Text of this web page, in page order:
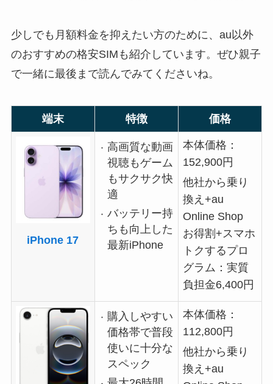
少しでも月額料金を抑えたい方のために、au以外
のおすすめの格安SIMも紹介しています。ぜひ親子
で一緒に最後まで読んでみてくださいね。
端末 特徴 価格
iPhone 17
高画質な動画
視聴もゲーム
もサクサク快
適
バッテリー持
ちも向上した
最新iPhone
本体価格：
152,900円
他社から乗り
換え+au
Online Shop
お得割+スマホ
トクするプロ
グラム：実質
負担金6,400円
購入しやすい
価格帯で普段
使いに十分な
スペック
本体価格：
112,800円
他社から乗り
換え+au